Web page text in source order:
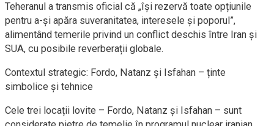
Teheranul a transmis oficial că „își rezervă toate opțiunile
pentru a-și apăra suveranitatea, interesele și poporul”,
alimentând temerile privind un conflict deschis între Iran și
SUA, cu posibile reverberații globale.
Contextul strategic: Fordo, Natanz și Isfahan – ținte
simbolice și tehnice
Cele trei locații lovite – Fordo, Natanz și Isfahan – sunt